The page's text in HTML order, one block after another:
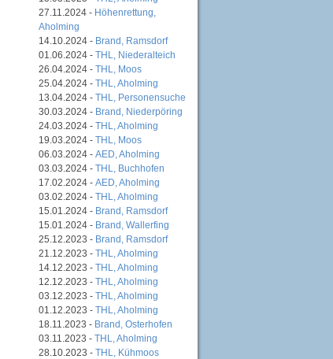
27.11.2024 - Höhenrettung,
Aholming
14.10.2024 - Brand, Ramsdorf
01.06.2024 - THL, Niederalteich
26.04.2024 - THL, Moos
25.04.2024 - THL, Aholming
13.04.2024 - THL, Personensuche
30.03.2024 - Brand, Niederpöring
24.03.2024 - THL, Aholming
19.03.2024 - THL, Moos
06.03.2024 - AED, Aholming
03.03.2024 - THL, Buchhofen
17.02.2024 - AED, Aholming
03.02.2024 - THL, Aholming
15.01.2024 - Brand, Ramsdorf
15.01.2024 - Brand, Wallerfing
25.12.2023 - Brand, Ramsdorf
21.12.2023 - THL, Aholming
14.12.2023 - THL, Aholming
12.12.2023 - THL, Aholming
03.12.2023 - THL, Aholming
01.12.2023 - THL, Aholming
18.11.2023 - Brand, Osterhofen
03.11.2023 - THL, Aholming
28.10.2023 - THL, Kühmoos